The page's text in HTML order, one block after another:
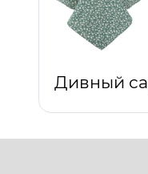
Дивный